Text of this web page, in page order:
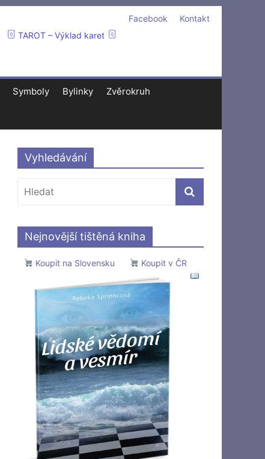
Kontakt
Facebook
TAROT – Výklad karet
Symboly Bylinky Zvěrokruh
Vyhledávání
Nejnovější tištěná kniha
Koupit na Slovensku Koupit v ČR